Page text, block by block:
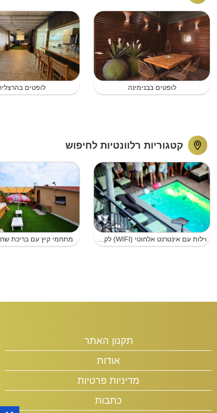
לופטים בבנימינה לופטים
קטגוריות רלוונטיות לחיפוש
מתחמי קיץ עם בריכת
תקנון האתר
אודות
מדיניות פרטיות
כתבות